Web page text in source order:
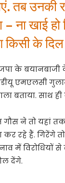
तब उनकी
ना खाई हो
के
के
एमएलसी
बताया. साथ ही
ने तो यहां तक
रहे हैं. गिरेंगे
में विरोधियों से
देंगे.